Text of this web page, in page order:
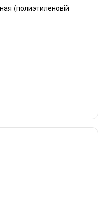
(полиэтиленовій